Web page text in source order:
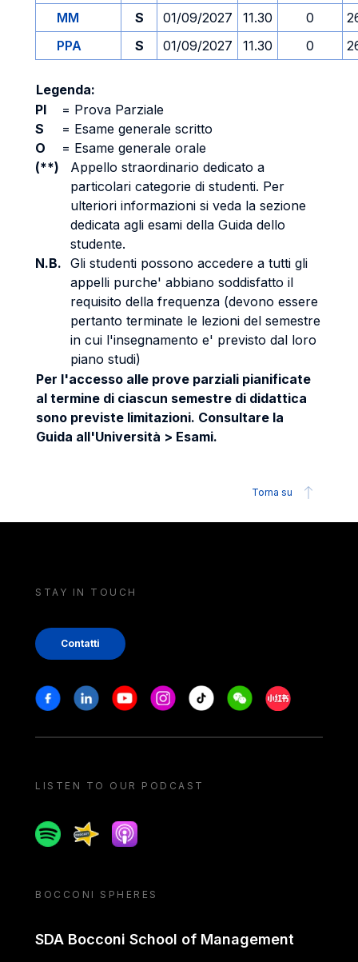
MM S 01/09/2027 11.30 0
PPA
S 01/09/2027 11.30 0
Legenda:
PI
= Prova Parziale
S
= Esame generale scritto
O
= Esame generale orale
(**)
Appello straordinario dedicato a
particolari categorie di studenti. Per
ulteriori informazioni si veda la sezione
dedicata agli esami della Guida dello
studente.
N.B. Gli studenti possono accedere a tutti gli
appelli purche' abbiano soddisfatto il
requisito della frequenza (devono essere
pertanto terminate le lezioni del semestre
in cui l'insegnamento e' previsto dal loro
piano studi)
Per l'accesso alle prove parziali pianificate
al termine di ciascun semestre di didattica
sono previste limitazioni. Consultare la
Guida all'Università > Esami.
Torna su
STAY IN TOUCH
Contatti
Stay in touch
FacebookLinkedinYoutubeInstagram
Tiktok WeechatXiaohongshu/
LISTEN TO OUR PODCAST
SpotifySpreakerApple podcast
BOCCONI SPHERES
SDA Bocconi School of Management